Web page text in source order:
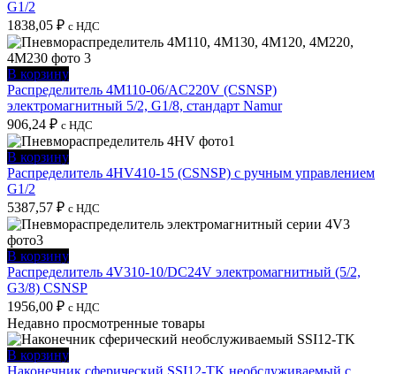
G1/2
1838,05 ₽ с НДС
В корзину
Распределитель 4M110-06/AC220V (CSNSP)
электромагнитный 5/2, G1/8, стандарт Namur
906,24 ₽ с НДС
В корзину
Распределитель 4HV410-15 (CSNSP) с ручным управлением
G1/2
5387,57 ₽ с НДС
В корзину
Распределитель 4V310-10/DC24V электромагнитный (5/2,
G3/8) CSNSP
1956,00 ₽ с НДС
Недавно просмотренные товары
В корзину
Наконечник сферический SSI12-TK необслуживаемый с